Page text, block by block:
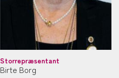
Storrepræsentant
Birte Borg